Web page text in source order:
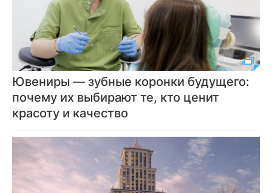
Ювениры — зубные коронки будущего:
почему их выбирают те, кто ценит
красоту и качество